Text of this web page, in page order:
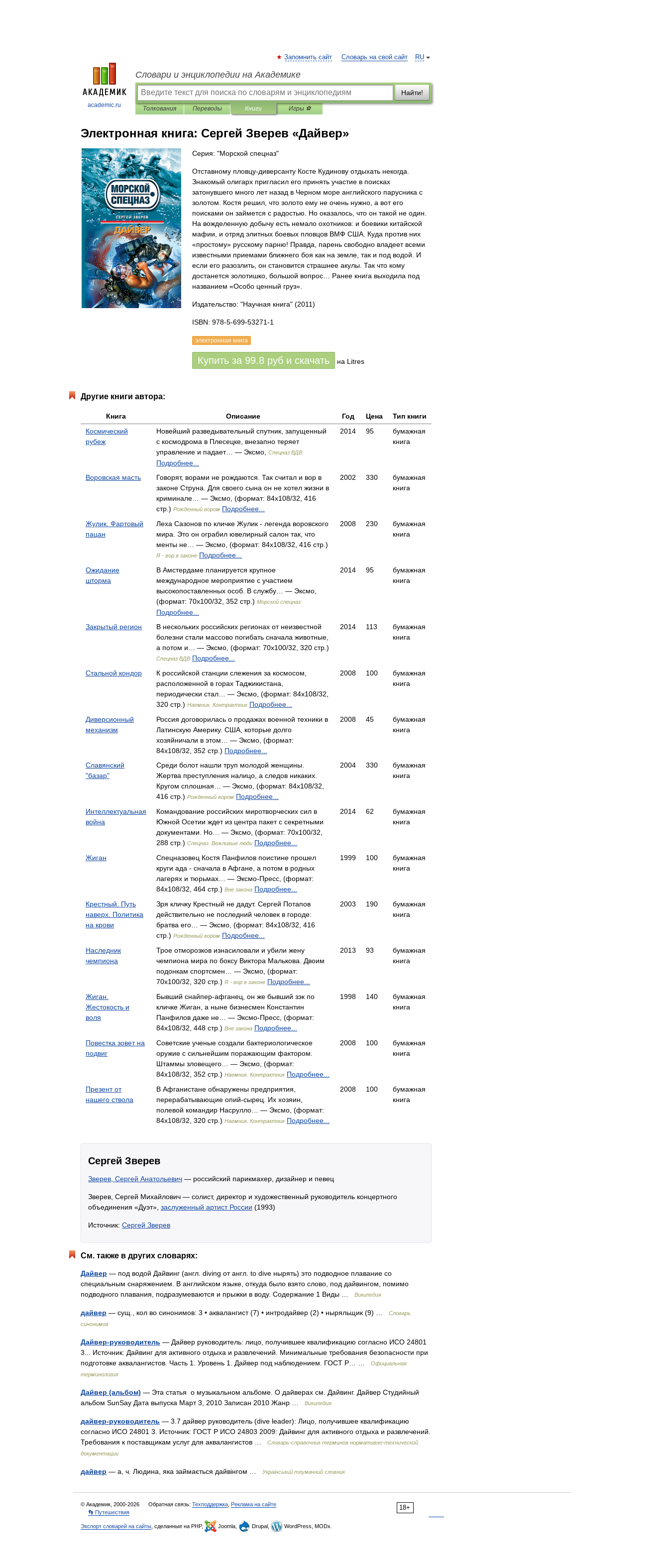
academic.ru
RU
Запомнить сайт Словарь на свой сайт
Словари и энциклопедии на Академике
Найти!
Толкования Переводы Книги Игры ⚽
Электронная книга: Сергей Зверев «Дайвер»
Серия: "Морской спецназ"
Отставному пловцу-диверсанту Косте Кудинову отдыхать некогда.
Знакомый олигарх пригласил его принять участие в поисках
затонувшего много лет назад в Черном море английского парусника с
золотом. Костя решил, что золото ему не очень нужно, а вот его
поисками он займется с радостью. Но оказалось, что он такой не один.
На вожделенную добычу есть немало охотников: и боевики китайской
мафии, и отряд элитных боевых пловцов ВМФ США. Куда против них
«простому» русскому парню! Правда, парень свободно владеет всеми
известными приемами ближнего боя как на земле, так и под водой. И
если его разозлить, он становится страшнее акулы. Так что кому
достанется золотишко, большой вопрос… Ранее книга выходила под
названием «Особо ценный груз».
Издательство: "Научная книга" (2011)
ISBN: 978-5-699-53271-1
электронная книга
Купить за 99.8 руб и скачать на Litres
Другие книги автора:
Книга Описание Год Цена
Тип книги
Космический
рубеж
Новейший разведывательный спутник, запущенный
с космодрома в Плесецке, внезапно теряет
управление и падает… — Эксмо,
Спецназ ВДВ
Подробнее...
2014 95
бумажная
книга
Воровская масть
Говорят, ворами не рождаются. Так считал и вор в
законе Струна. Для своего сына он не хотел жизни в
криминале… — Эксмо, (формат: 84x108/32, 416
стр.) Рожденный вором Подробнее...
2002 330
бумажная
книга
Жулик. Фартовый
пацан
Леха Сазонов по кличке Жулик - легенда воровского
мира. Это он ограбил ювелирный салон так, что
менты не… — Эксмо, (формат: 84x108/32, 416 стр.)
Я - вор в законе Подробнее...
2008 230
бумажная
книга
Ожидание
шторма
В Амстердаме планируется крупное
международное мероприятие с участием
высокопоставленных особ. В службу… — Эксмо,
(формат: 70x100/32, 352 стр.) Морской спецназ
Подробнее...
2014 95
бумажная
книга
Закрытый регион
В нескольких российских регионах от неизвестной
болезни стали массово погибать сначала животные,
а потом и… — Эксмо, (формат: 70x100/32, 320 стр.)
Спецназ ВДВ Подробнее...
2014 113
бумажная
книга
Стальной кондор
К российской станции слежения за космосом,
расположенной в горах Таджикистана,
периодически стал… — Эксмо, (формат: 84x108/32,
320 стр.) Наемник. Контрактник Подробнее...
2008 100
бумажная
книга
Диверсионный
механизм
Россия договорилась о продажах военной техники в
Латинскую Америку. США, которые долго
хозяйничали в этом… — Эксмо, (формат:
84x108/32, 352 стр.) Подробнее...
2008 45
бумажная
книга
Славянский
"базар"
Среди болот нашли труп молодой женщины.
Жертва преступления налицо, а следов никаких.
Кругом сплошная… — Эксмо, (формат: 84x108/32,
416 стр.) Рожденный вором Подробнее...
2004 330
бумажная
книга
Интеллектуальная
война
Командование российских миротворческих сил в
Южной Осетии ждет из центра пакет с секретными
документами. Но… — Эксмо, (формат: 70x100/32,
288 стр.) Спецназ. Вежливые люди Подробнее...
2014 62
бумажная
книга
Жиган
Спецназовец Костя Панфилов поистине прошел
круги ада - сначала в Афгане, а потом в родных
лагерях и тюрьмах… — Эксмо-Пресс, (формат:
84x108/32, 464 стр.) Вне закона Подробнее...
1999 100
бумажная
книга
Крестный. Путь
наверх. Политика
на крови
Зря кличку Крестный не дадут. Сергей Потапов
действительно не последний человек в городе:
братва его… — Эксмо, (формат: 84x108/32, 416
стр.) Рожденный вором Подробнее...
2003 190
бумажная
книга
Наследник
чемпиона
Трое отморозков изнасиловали и убили жену
чемпиона мира по боксу Виктора Малькова. Двоим
подонкам спортсмен… — Эксмо, (формат:
70x100/32, 320 стр.) Я - вор в законе Подробнее...
2013 93
бумажная
книга
Жиган.
Жестокость и
воля
Бывший снайпер-афганец, он же бывший зэк по
кличке Жиган, а ныне бизнесмен Константин
Панфилов даже не… — Эксмо-Пресс, (формат:
84x108/32, 448 стр.) Вне закона Подробнее...
1998 140
бумажная
книга
Повестка зовет на
подвиг
Советские ученые создали бактериологическое
оружие с сильнейшим поражающим фактором.
Штаммы зловещего… — Эксмо, (формат:
84x108/32, 352 стр.) Наемник. Контрактник Подробнее...
2008 100
бумажная
книга
Презент от
нашего ствола
В Афганистане обнаружены предприятия,
перерабатывающие опий-сырец. Их хозяин,
полевой командир Насрулло… — Эксмо, (формат:
84x108/32, 320 стр.) Наемник. Контрактник Подробнее...
2008 100
бумажная
книга
Сергей Зверев
Зверев, Сергей Анатольевич — российский парикмахер, дизайнер и певец
Зверев, Сергей Михайлович — солист, директор и художественный руководитель концертного
объединения «Дуэт», заслуженный артист России (1993)
Источник: Сергей Зверев
См. также в других словарях:
Дайвер — под водой Дайвинг (англ. diving от англ. to dive нырять) это подводное плавание со
специальным снаряжением. В английском языке, откуда было взято слово, под дайвингом, помимо
подводного плавания, подразумеваются и прыжки в воду. Содержание 1 Виды …
Википедия
дайвер — сущ., кол во синонимов: 3 • аквалангист (7) • интродайвер (2) • ныряльщик (9) …
Словарь
синонимов
Дайвер-руководитель — Дайвер руководитель: лицо, получившее квалификацию согласно ИСО 24801
3... Источник: Дайвинг для активного отдыха и развлечений. Минимальные требования безопасности при
подготовке аквалангистов. Часть 1. Уровень 1. Дайвер под наблюдением. ГОСТ Р… …
Официальная
терминология
Дайвер (альбом) — Эта статья о музыкальном альбоме. О дайверах см. Дайвинг. Дайвер Студийный
альбом SunSay Дата выпуска Март 3, 2010 Записан 2010 Жанр …
Википедия
дайвер-руководитель — 3.7 дайвер руководитель (dive leader): Лицо, получившее квалификацию
согласно ИСО 24801 3. Источник: ГОСТ Р ИСО 24803 2009: Дайвинг для активного отдыха и развлечений.
Требования к поставщикам услуг для аквалангистов …
Словарь-справочник терминов нормативно-технической
документации
дайвер — а, ч. Людина, яка займається дайвінгом … Український тлумачний словник
18+
© Академик, 2000-2026 Обратная связь: Техподдержка Реклама на сайте
👣 Путешествия
Экспорт словарей на сайты , сделанные на PHP, Joomla, Drupal, WordPress, MODx.